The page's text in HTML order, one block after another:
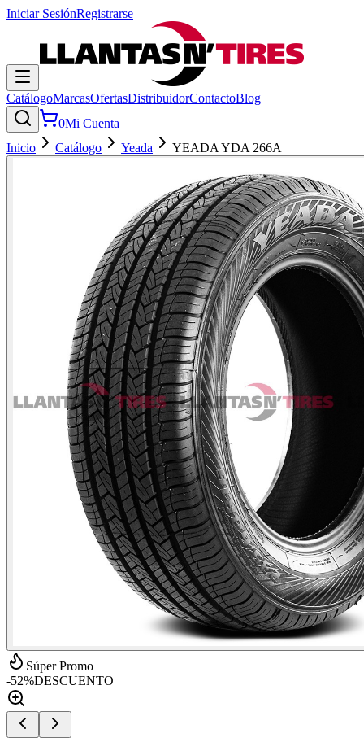
Iniciar SesiónRegistrarse
CatálogoMarcasOfertasDistribuidorContactoBlog
0Mi Cuenta
Inicio
Catálogo Yeada YEADA YDA 266A
Súper Promo
-52%DESCUENTO